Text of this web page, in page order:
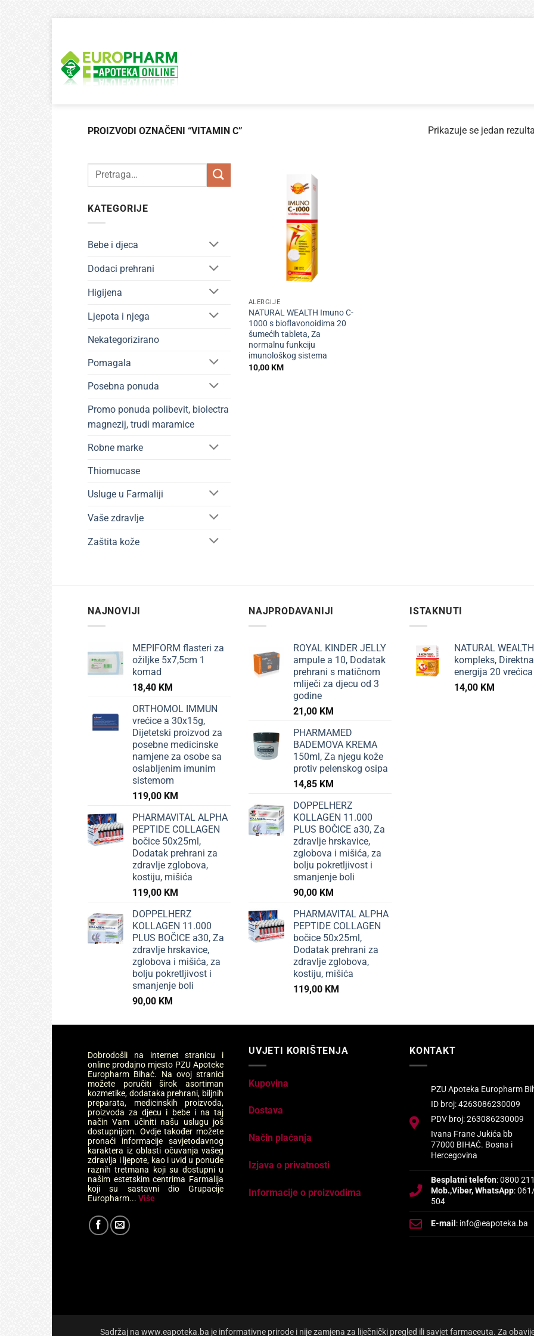
content
PROIZVODI OZNAČENI “VITAMIN C” Prikazuje se jedan
Pretraži:
KATEGORIJE
Bebe i djeca
Dodaci prehrani
Higijena
Ljepota i njega
Nekategorizirano
Pomagala
Posebna ponuda
Promo ponuda polibevit, biolectra
magnezij, trudi maramice
Robne marke
Thiomucase
Usluge u Farmaliji
Vaše zdravlje
Zaštita kože
ALERGIJE
NATURAL WEALTH Imuno C-
1000 s bioflavonoidima 20
šumećih tableta, Za
normalnu funkciju
imunološkog sistema
10,00KM
NAJNOVIJI
MEPIFORM flasteri za
ožiljke 5x7,5cm 1
komad
18,40 KM
ORTHOMOL IMMUN
vrećice a 30x15g,
Dijetetski proizvod za
posebne medicinske
namjene za osobe sa
oslabljenim imunim
sistemom
119,00 KM
PHARMAVITAL ALPHA
PEPTIDE COLLAGEN
bočice 50x25ml,
Dodatak prehrani za
zdravlje zglobova,
kostiju, mišića
119,00 KM
DOPPELHERZ
KOLLAGEN 11.000
PLUS BOČICE a30, Za
zdravlje hrskavice,
zglobova i mišića, za
bolju pokretljivost i
smanjenje boli
90,00 KM
NAJPRODAVANIJI
ROYAL KINDER JELLY
ampule a 10, Dodatak
prehrani s matičnom
mliječi za djecu od 3
godine
21,00 KM
PHARMAMED
BADEMOVA KREMA
150ml, Za njegu kože
protiv pelenskog osipa
14,85 KM
DOPPELHERZ
KOLLAGEN 11.000
PLUS BOČICE a30, Za
zdravlje hrskavice,
zglobova i mišića, za
bolju pokretljivost i
smanjenje boli
90,00 KM
PHARMAVITAL ALPHA
PEPTIDE COLLAGEN
bočice 50x25ml,
Dodatak prehrani za
zdravlje zglobova,
kostiju, mišića
119,00 KM
ISTAKNUTI
NATURAL
kompleks, Direktna
energija 20 vrećica
14,00 KM
Dobrodošli na internet stranicu i
online prodajno mjesto PZU Apoteke
Europharm Bihać. Na ovoj stranici
možete poručiti širok asortiman
kozmetike, dodataka prehrani, biljnih
preparata, medicinskih proizvoda,
proizvoda za djecu i bebe i na taj
način Vam učiniti našu uslugu još
dostupnijom. Ovdje također možete
pronaći informacije savjetodavnog
karaktera iz oblasti očuvanja vašeg
zdravlja i ljepote, kao i uvid u ponude
raznih tretmana koji su dostupni u
našim estetskim centrima Farmalija
koji su sastavni dio Grupacije
Europharm... Više
UVJETI KORIŠTENJA
Kupovina
Dostava
Način plaćanja
Izjava o privatnosti
Informacije o proizvodima
KONTAKT
PZU Apoteka Europharm
ID broj: 4263086230009
PDV broj: 263086230009
Ivana Frane Jukića bb
77000 BIHAĆ. Bosna i
Hercegovina
Besplatni telefon: 0800
Mob.,Viber, WhatsApp:
504
E-mail : info@eapoteka.ba
Sadržaj na www.eapoteka.ba je informativne prirode i nije zamjena za liječnički pregled ili savjet farmaceuta. Za